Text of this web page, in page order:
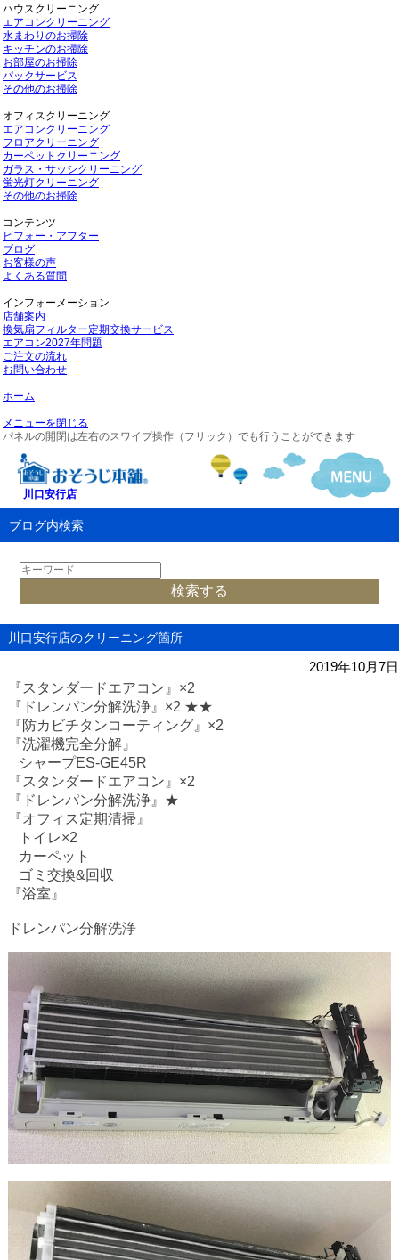
ハウスクリーニング
エアコンクリーニング
水まわりのお掃除
キッチンのお掃除
お部屋のお掃除
パックサービス
その他のお掃除
オフィスクリーニング
エアコンクリーニング
フロアクリーニング
カーペットクリーニング
ガラス・サッシクリーニング
蛍光灯クリーニング
その他のお掃除
コンテンツ
ビフォー・アフター
ブログ
お客様の声
よくある質問
インフォーメーション
店舗案内
換気扇フィルター定期交換サービス
エアコン2027年問題
ご注文の流れ
お問い合わせ
ホーム
メニューを閉じる
パネルの開閉は左右のスワイプ操作（フリック）でも行うことができます
川口安行店
ブログ内検索
川口安行店のクリーニング箇所
2019年10月7日
『スタンダードエアコン』 ×2
『ドレンパン分解洗浄』 ×2 ★★
『防カビチタンコーティング』 ×2
『洗濯機完全分解』
シャープES-GE45R
『スタンダードエアコン』 ×2
『ドレンパン分解洗浄』★
『オフィス定期清掃』
トイレ×2
カーペット
ゴミ交換&回収
『浴室』
ドレンパン分解洗浄